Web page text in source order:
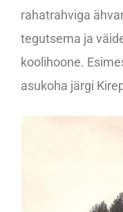
rahatrahviga
tegutsema ja
koolihoone.
asukoha järgi